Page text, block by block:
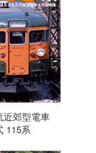
近郊型電車
115系